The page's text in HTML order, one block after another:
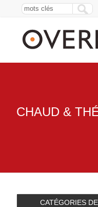
CHAUD &
CATÉGORIES